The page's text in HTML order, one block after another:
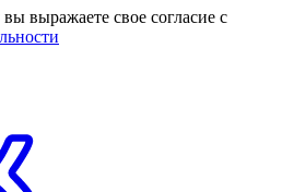
выражаете свое согласие с